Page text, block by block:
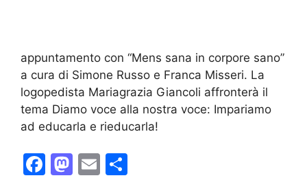
appuntamento con “Mens sana in corpore sano”
a cura di Simone Russo e Franca Misseri. La
logopedista Mariagrazia Giancoli affronterà il
tema Diamo voce alla nostra voce: Impariamo
ad educarla e rieducarla!
F
M E